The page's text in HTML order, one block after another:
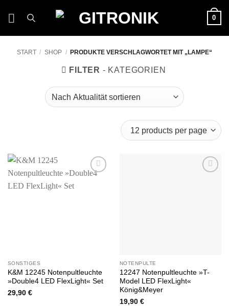
0
START / SHOP / PRODUKTE VERSCHLAGWORTET MIT „LAMPE“
FILTER
Wunschliste
SONSTIGES
K&M 12245 Notenpultleuchte
»Double4 LED FlexLight« Set
29,90 €
NOTENPULTE
12247 Notenpultleuchte »T-
Model LED FlexLight«
König&Meyer
19,90 €